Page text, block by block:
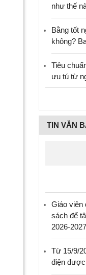
như thế
Bằng tốt
không?
Tiêu
ưu tú từ
TIN VĂN
Giáo viên
sách để
2026-2027
Từ 15/9/
điện